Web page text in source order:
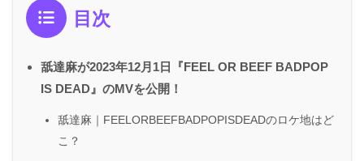
目次
舐達麻が2023年12月1日『FEEL OR BEEF BADPOP
IS DEAD』のMVを公開！
舐達麻｜FEELORBEEFBADPOPISDEADのロケ地はど
こ？